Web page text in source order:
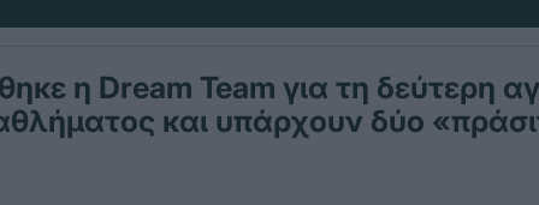
η Dream Team για τη δεύτερη
και υπάρχουν δύο